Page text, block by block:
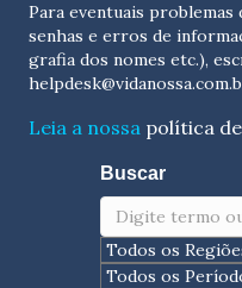
Para eventuais problemas
senhas e erros de
Leia a nossa política
Buscar